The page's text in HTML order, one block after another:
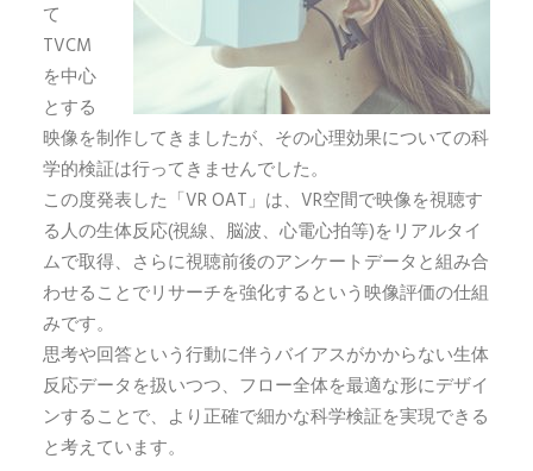
て
TVCM
を中心
とする
映像を制作してきましたが、その心理効果についての科
学的検証は行ってきませんでした。
この度発表した「VR OAT」は、VR空間で映像を視聴す
る人の生体反応(視線、脳波、心電心拍等)をリアルタイ
ムで取得、さらに視聴前後のアンケートデータと組み合
わせることでリサーチを強化するという映像評価の仕組
みです。
思考や回答という行動に伴うバイアスがかからない生体
反応データを扱いつつ、フロー全体を最適な形にデザイ
ンすることで、より正確で細かな科学検証を実現できる
と考えています。